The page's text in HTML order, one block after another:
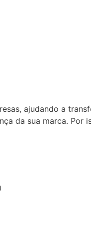
ajudando a
da sua marca.